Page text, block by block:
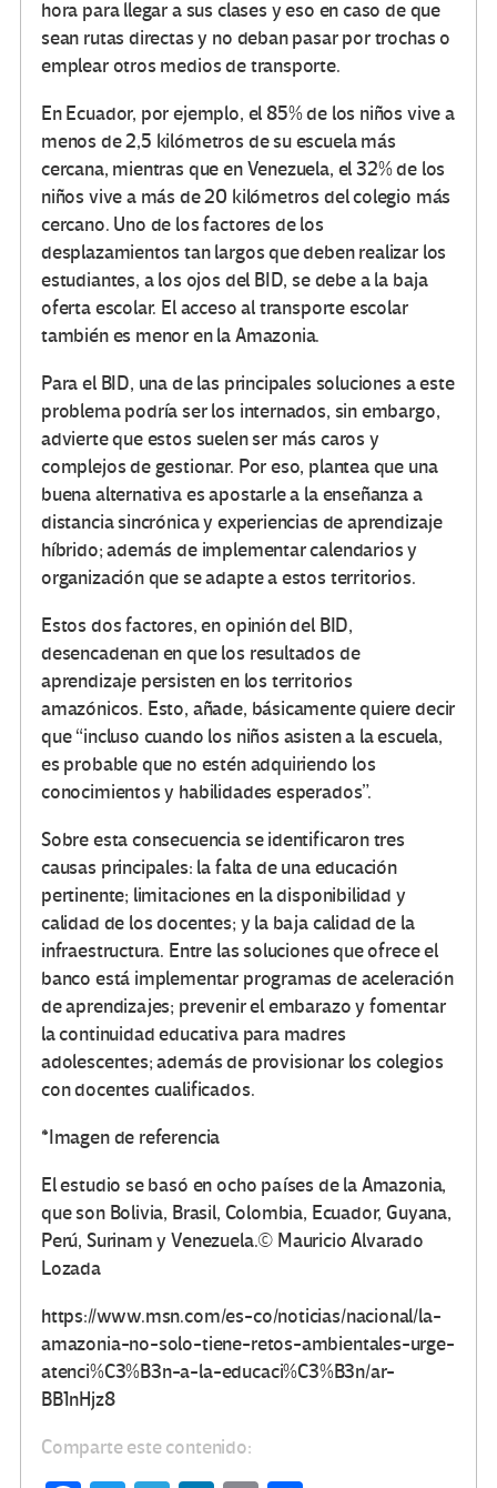
hora para llegar a sus clases y eso en caso de que
sean rutas directas y no deban pasar por trochas o
emplear otros medios de transporte.
En Ecuador, por ejemplo, el 85% de los niños vive a
menos de 2,5 kilómetros de su escuela más
cercana, mientras que en Venezuela, el 32% de los
niños vive a más de 20 kilómetros del colegio más
cercano. Uno de los factores de los
desplazamientos tan largos que deben realizar los
estudiantes, a los ojos del BID, se debe a la baja
oferta escolar. El acceso al transporte escolar
también es menor en la Amazonia.
Para el BID, una de las principales soluciones a este
problema podría ser los internados, sin embargo,
advierte que estos suelen ser más caros y
complejos de gestionar. Por eso, plantea que una
buena alternativa es apostarle a la enseñanza a
distancia sincrónica y experiencias de aprendizaje
híbrido; además de implementar calendarios y
organización que se adapte a estos territorios.
Estos dos factores, en opinión del BID,
desencadenan en que los resultados de
aprendizaje persisten en los territorios
amazónicos. Esto, añade, básicamente quiere decir
que “incluso cuando los niños asisten a la escuela,
es probable que no estén adquiriendo los
conocimientos y habilidades esperados”.
Sobre esta consecuencia se identificaron tres
causas principales: la falta de una educación
pertinente; limitaciones en la disponibilidad y
calidad de los docentes; y la baja calidad de la
infraestructura. Entre las soluciones que ofrece el
banco está implementar programas de aceleración
de aprendizajes; prevenir el embarazo y fomentar
la continuidad educativa para madres
adolescentes; además de provisionar los colegios
con docentes cualificados.
*Imagen de referencia
El estudio se basó en ocho países de la Amazonia,
que son Bolivia, Brasil, Colombia, Ecuador, Guyana,
Perú, Surinam y Venezuela.© Mauricio Alvarado
Lozada
https://www.msn.com/es-co/noticias/nacional/la-
amazonia-no-solo-tiene-retos-ambientales-urge-
atenci%C3%B3n-a-la-educaci%C3%B3n/ar-
BB1nHjz8
Comparte este contenido: